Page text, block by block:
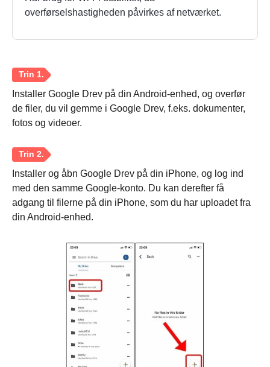
overførselshastigheden påvirkes af netværket.
Installer Google Drev på din Android-enhed, og overfør
de filer, du vil gemme i Google Drev, f.eks. dokumenter,
fotos og videoer.
Installer og åbn Google Drev på din iPhone, og log ind
med den samme Google-konto. Du kan derefter få
adgang til filerne på din iPhone, som du har uploadet fra
din Android-enhed.